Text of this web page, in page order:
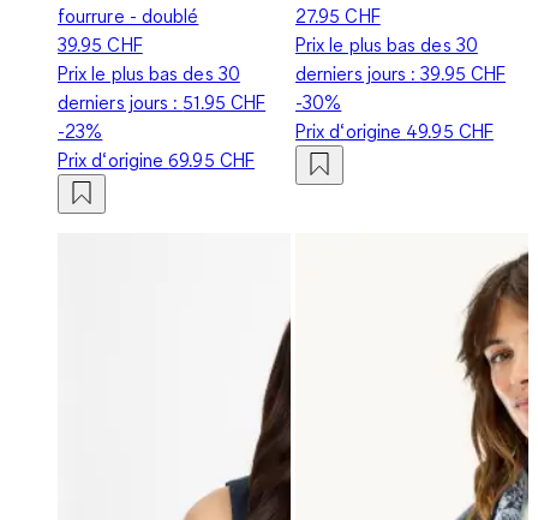
fourrure - doublé
39.95 CHF
Prix le plus bas des 30
derniers jours : 51.95 CHF
-23%
Prix d‘origine69.95 CHF
27.95 CHF
Prix le plus bas des 30
derniers jours :39.95 CHF
-30%
Prix d‘origine 49.95 CHF